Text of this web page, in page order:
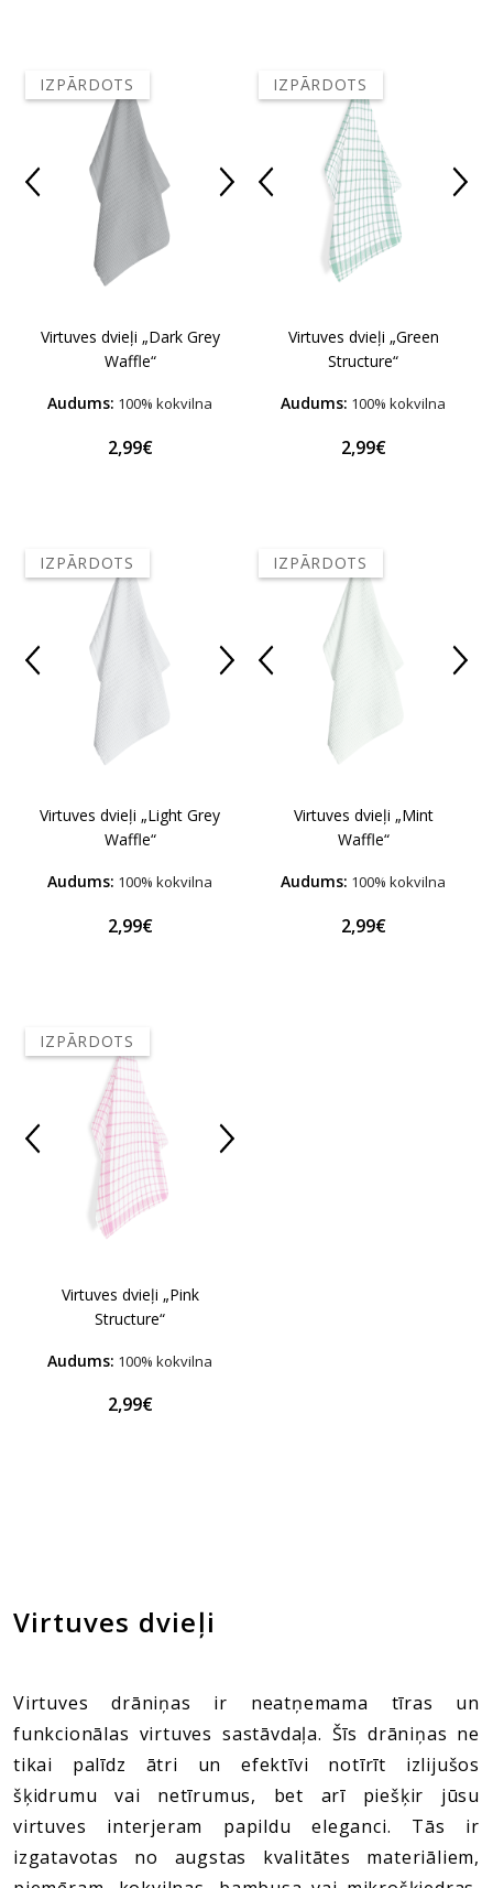
IZPĀRDOTS
Virtuves dvieļi „Dark Grey
Waffle“
Audums: 100% kokvilna
2,99€
IZPĀRDOTS
Virtuves dvieļi „Green
Structure“
Audums: 100% kokvilna
2,99€
IZPĀRDOTS
Virtuves dvieļi „Light Grey
Waffle“
Audums: 100% kokvilna
2,99€
IZPĀRDOTS
Virtuves dvieļi „Mint
Waffle“
Audums: 100% kokvilna
2,99€
IZPĀRDOTS
Virtuves dvieļi „Pink
Structure“
Audums: 100% kokvilna
2,99€
Virtuves dvieļi
Virtuves drāniņas ir neatņemama tīras un
funkcionālas virtuves sastāvdaļa. Šīs drāniņas ne
tikai palīdz ātri un efektīvi notīrīt izlijušos
šķidrumu vai netīrumus, bet arī piešķir jūsu
virtuves interjeram papildu eleganci. Tās ir
izgatavotas no augstas kvalitātes materiāliem,